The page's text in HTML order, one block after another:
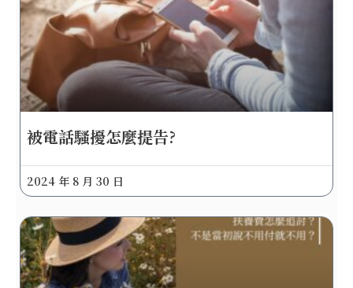
被電話騷擾怎麼提告?
2024 年 8 月 30 日